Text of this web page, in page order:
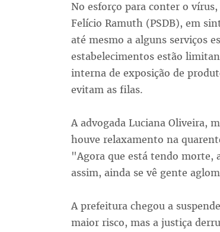
No esforço para conter o
Felício Ramuth (PSDB), em
até mesmo a alguns serviços
estabelecimentos estão
interna de exposição de
evitam as filas.
A advogada Luciana Oliveira,
houve relaxamento na
"Agora que está tendo morte,
assim, ainda se vê gente
A prefeitura chegou a
maior risco, mas a justiça